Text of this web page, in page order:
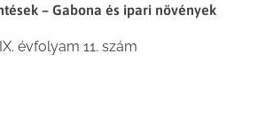
– Gabona és ipari növények
évfolyam 11. szám